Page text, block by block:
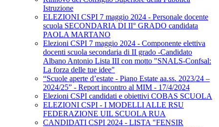
Istruzione
ELEZIONI CSPI 7 maggio 2024 - Personale docente
scuola SECONDARIA DI II° GRADO candidata
PAOLA MARTANO
Elezioni CSPI 7 maggio 2024 - Componente elettiva
docenti scuola secondaria di II grado -Candidato
Albano Antonio Lista III con motto "SNALS-Confsal:
La forza delle tue idee"
“Scuole aperte d’estate - Piano Estate aa.ss. 2023/24 –
2024/25” - Report incontro al MIM - 17/4/2024
Elezioni CSPI candidati e obiettivi COBAS SCUOLA
ELEZIONI CSPI - I MODELLI ALLE RSU
FEDERAZIONE UIL SCUOLA RUA
CANDIDATI CSPI 2024 - LISTA "FENSIR